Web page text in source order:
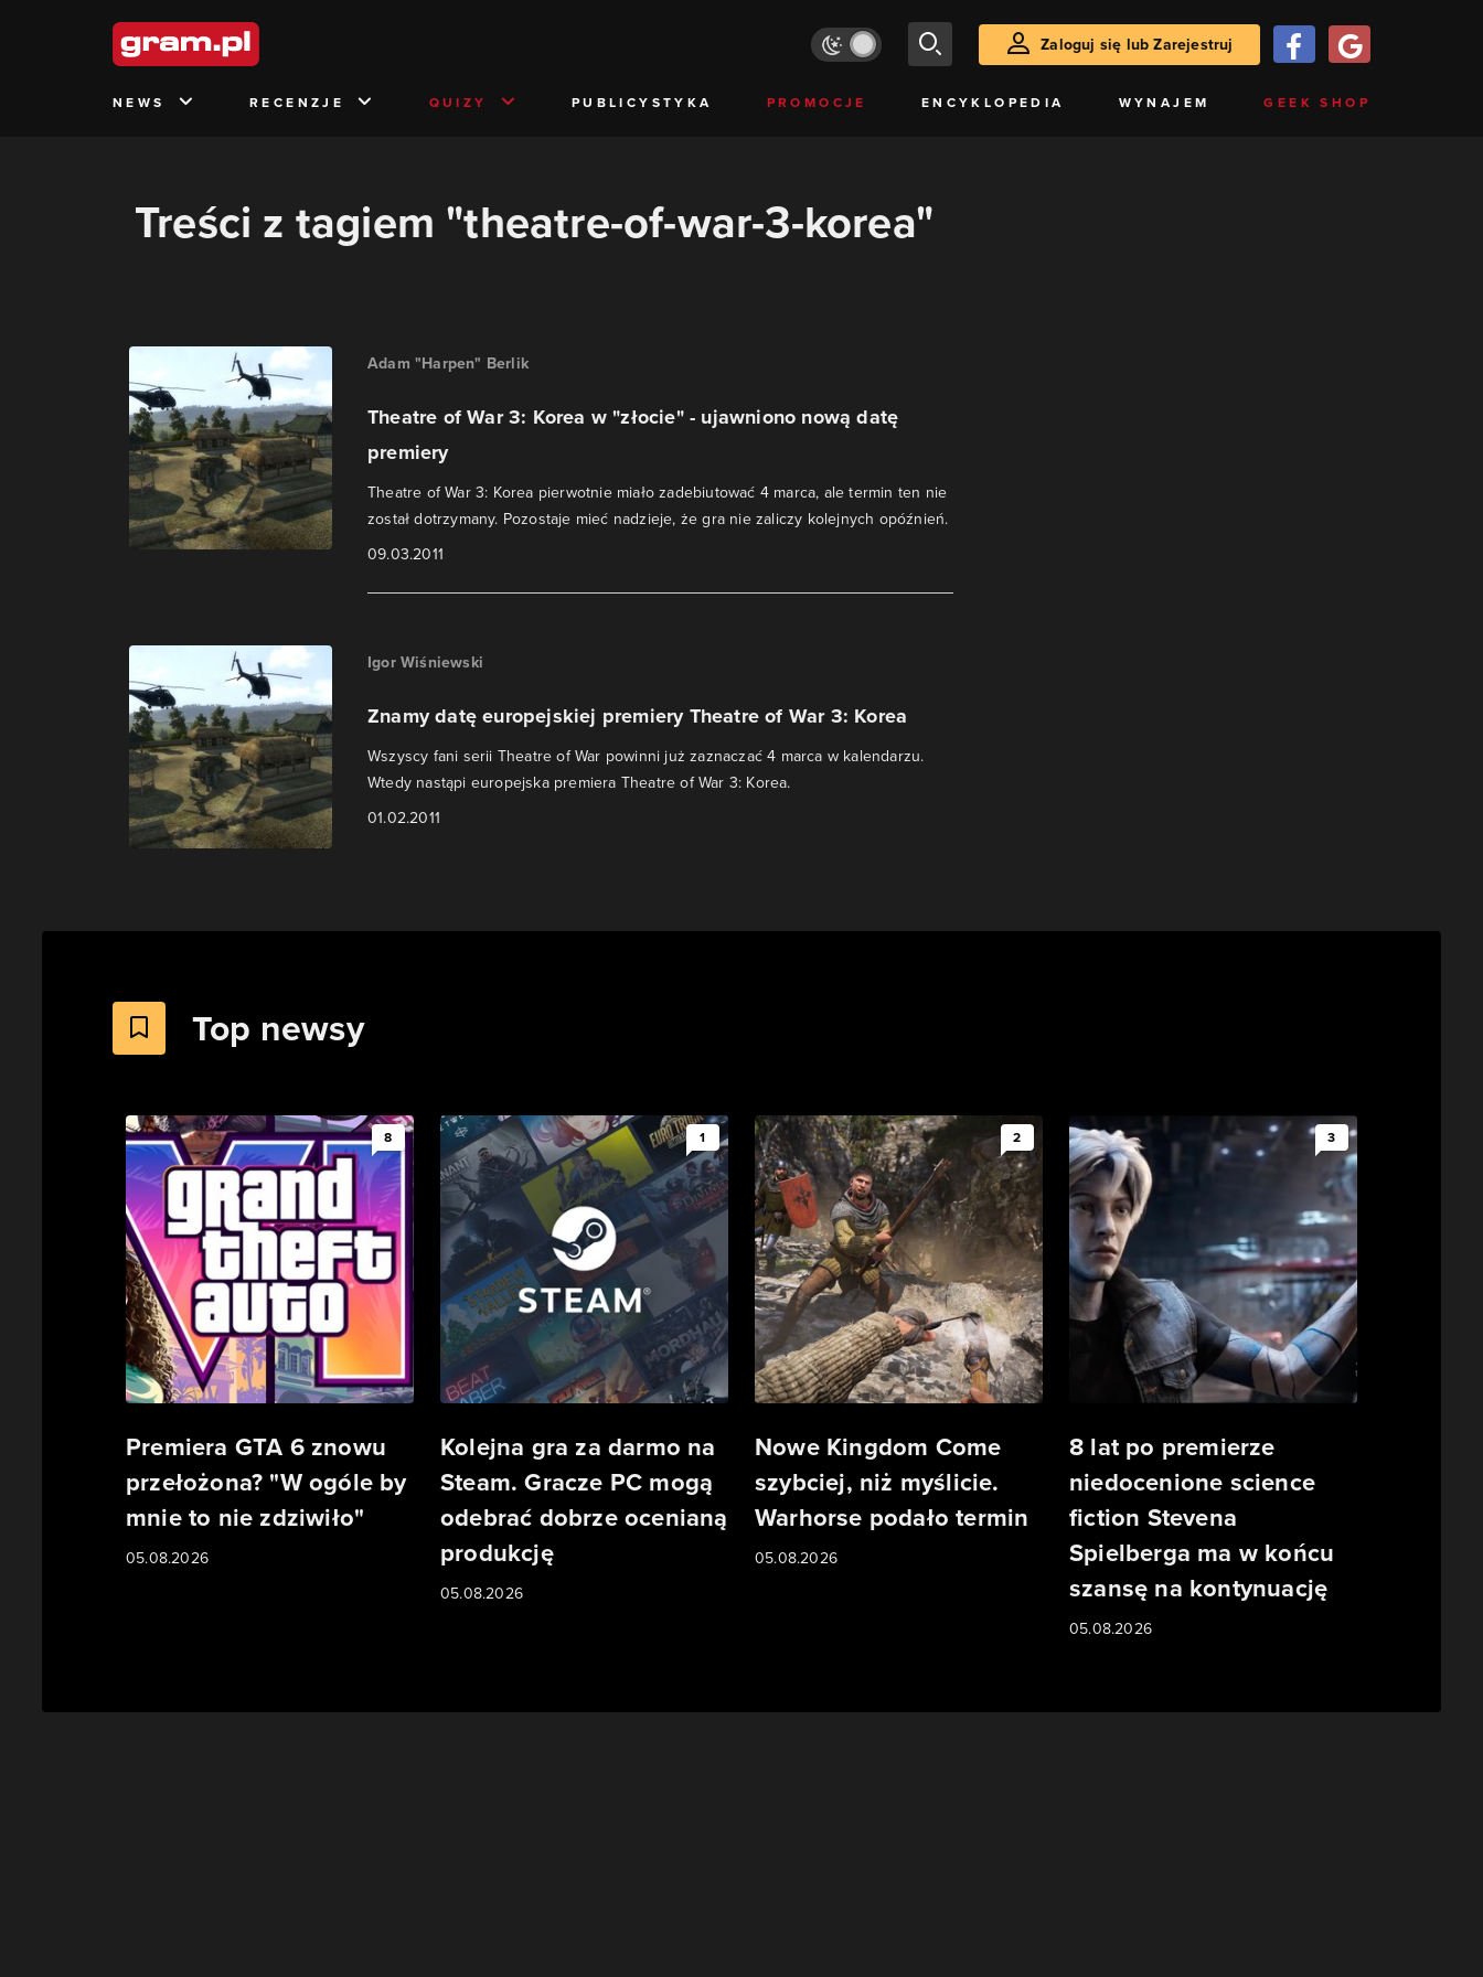
Zaloguj się lub Zarejestruj
NEWS RECENZJE QUIZY PUBLICYSTYKA PROMOCJE ENCYKLOPEDIA WYNAJEM GEEK SHOP
Treści z tagiem "theatre-of-war-3-korea"
Adam "Harpen" Berlik
Theatre of War 3: Korea w "złocie" - ujawniono nową datę
premiery
Theatre of War 3: Korea pierwotnie miało zadebiutować 4 marca, ale termin ten nie
został dotrzymany. Pozostaje mieć nadzieje, że gra nie zaliczy kolejnych opóźnień.
09.03.2011
Igor Wiśniewski
Znamy datę europejskiej premiery Theatre of War 3: Korea
Wszyscy fani serii Theatre of War powinni już zaznaczać 4 marca w kalendarzu.
Wtedy nastąpi europejska premiera Theatre of War 3: Korea.
01.02.2011
Top newsy
8
Premiera GTA 6 znowu
przełożona? "W ogóle by
mnie to nie zdziwiło"
05.08.2026
1
Kolejna gra za darmo na
Steam. Gracze PC mogą
odebrać dobrze ocenianą
produkcję
05.08.2026
2
Nowe Kingdom Come
szybciej, niż myślicie.
Warhorse podało termin
05.08.2026
3
8 lat po premierze
niedocenione science
fiction Stevena
Spielberga ma w końcu
szansę na kontynuację
05.08.2026